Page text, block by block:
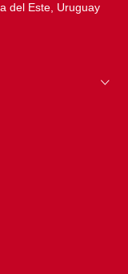
del Este, Uruguay